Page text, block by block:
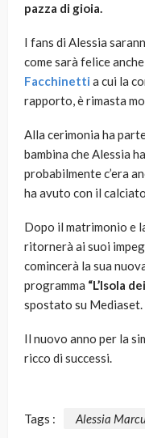
pazza di gioia.
I fans di Alessia
come sarà felice
Facchinetti a cui la
rapporto, è rimasta
Alla cerimonia ha
bambina che Alessia
probabilmente c’era
ha avuto con il
Dopo il matrimonio e
ritornerà ai suoi
comincerà la sua
programma “L’Isola
spostato su Mediaset.
Il nuovo anno per la
ricco di successi.
Tags : Alessia